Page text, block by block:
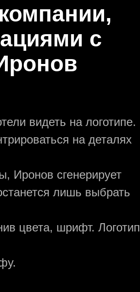
с
видеть на логотипе.
на деталях
Иронов сгенерирует
лишь выбрать
цвета, шрифт. Логотип